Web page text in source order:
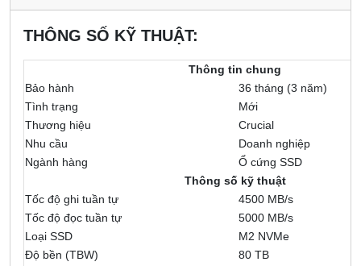
THÔNG SỐ KỸ THUẬT:
Thông tin chung
Bảo hành
36 tháng (3 năm)
Tình trạng
Mới
Thương hiệu
Crucial
Nhu cầu
Doanh nghiệp
Ngành hàng
Ổ cứng SSD
Thông số kỹ thuật
Tốc độ ghi tuần tự
4500 MB/s
Tốc độ đọc tuần tự
5000 MB/s
Loại SSD
M2 NVMe
Độ bền (TBW)
80 TB